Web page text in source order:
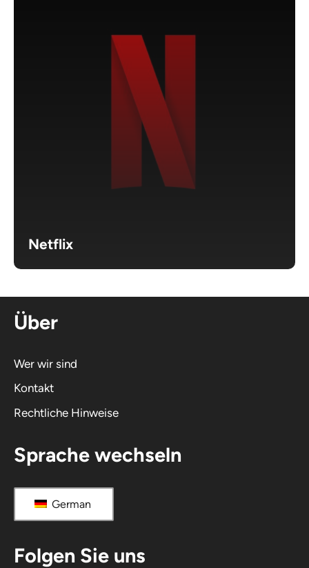
Netflix
Über
Wer wir sind
Kontakt
Rechtliche Hinweise
Sprache wechseln
German
Folgen Sie uns